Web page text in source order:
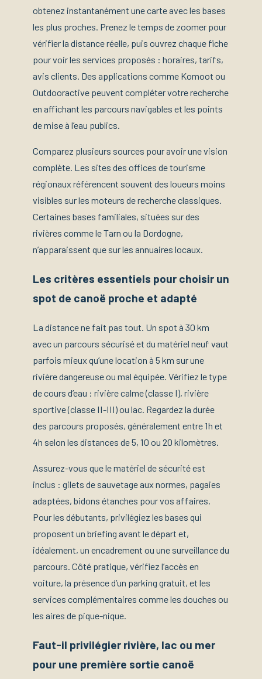
obtenez instantanément une carte avec les bases
les plus proches. Prenez le temps de zoomer pour
vérifier la distance réelle, puis ouvrez chaque fiche
pour voir les services proposés : horaires, tarifs,
avis clients. Des applications comme Komoot ou
Outdooractive peuvent compléter votre recherche
en affichant les parcours navigables et les points
de mise à l’eau publics.
Comparez plusieurs sources pour avoir une vision
complète. Les sites des offices de tourisme
régionaux référencent souvent des loueurs moins
visibles sur les moteurs de recherche classiques.
Certaines bases familiales, situées sur des
rivières comme le Tarn ou la Dordogne,
n’apparaissent que sur les annuaires locaux.
Les critères essentiels pour choisir un
spot de canoë proche et adapté
La distance ne fait pas tout. Un spot à 30 km
avec un parcours sécurisé et du matériel neuf vaut
parfois mieux qu’une location à 5 km sur une
rivière dangereuse ou mal équipée. Vérifiez le type
de cours d’eau : rivière calme (classe I), rivière
sportive (classe II-III) ou lac. Regardez la durée
des parcours proposés, généralement entre 1h et
4h selon les distances de 5, 10 ou 20 kilomètres.
Assurez-vous que le matériel de sécurité est
inclus : gilets de sauvetage aux normes, pagaies
adaptées, bidons étanches pour vos affaires.
Pour les débutants, privilégiez les bases qui
proposent un briefing avant le départ et,
idéalement, un encadrement ou une surveillance du
parcours. Côté pratique, vérifiez l’accès en
voiture, la présence d’un parking gratuit, et les
services complémentaires comme les douches ou
les aires de pique-nique.
Faut-il privilégier rivière, lac ou mer
pour une première sortie canoë